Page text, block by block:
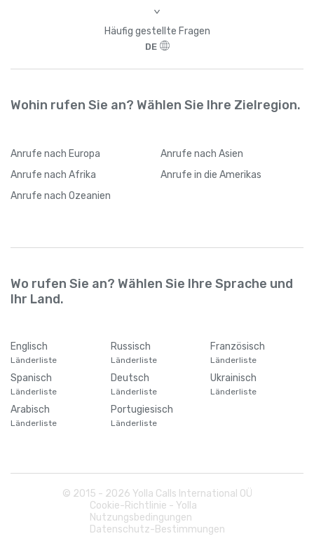
>
Häufig gestellte Fragen
DE
Wohin rufen Sie an? Wählen Sie Ihre Zielregion.
Anrufe nach Europa Anrufe nach Asien
Anrufe nach Afrika Anrufe in die Amerikas
Anrufe nach Ozeanien
Wo rufen Sie an? Wählen Sie Ihre Sprache und
Ihr Land.
Englisch
Länderliste
Russisch
Länderliste
Französisch
Länderliste
Spanisch
Länderliste
Deutsch
Länderliste
Ukrainisch
Länderliste
Arabisch
Länderliste
Portugiesisch
Länderliste
© 2015 - 2026 Yolla Calls International OÜ
Cookie-Richtlinie - Yolla
Nutzungsbedingungen
Datenschutz-Bestimmungen